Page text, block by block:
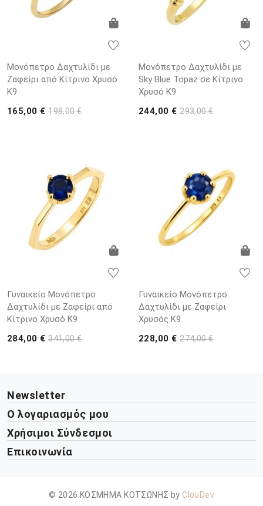
Μονόπετρο Δαχτυλίδι με
Ζαφείρι από Κίτρινο Χρυσό
K9
165,00 €198,00 €
Μονόπετρο Δαχτυλίδι με
Sky Blue Topaz σε Κίτρινο
Χρυσό K9
244,00 €293,00 €
Γυναικείο Μονόπετρο
Δαχτυλίδι με Ζαφείρι από
Κίτρινο Χρυσό Κ9
284,00 €341,00 €
Γυναικείο Μονόπετρο
Δαχτυλίδι με Ζαφείρι
Χρυσός Κ9
228,00 €274,00 €
Newsletter
Ο λογαριασμός μου
Χρήσιμοι Σύνδεσμοι
Επικοινωνία
© 2026 ΚΟΣΜΗΜΑ ΚΟΤΣΩΝΗΣ by ClouDev